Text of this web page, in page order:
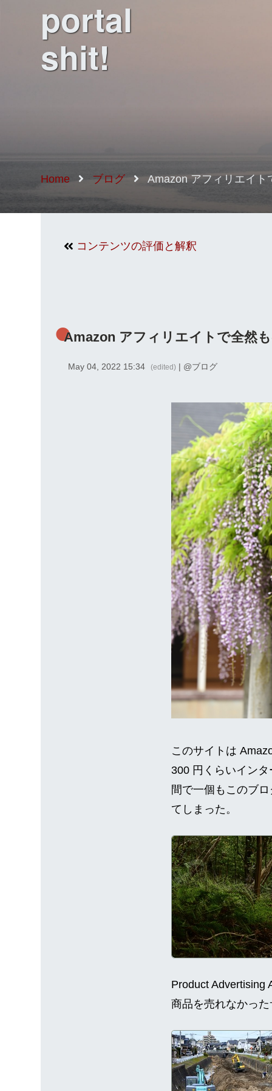
portal
shit!
Home ブログ Amazon アフィリエイト
コンテンツの評価と解釈
Amazon アフィリエイトで全然
May 04, 2022 15:34 (edited) | @ブログ
このサイトは
300 円くらいイン
間で一個もこのブ
てしまった。
Product Advertising
商品を売れなかっ